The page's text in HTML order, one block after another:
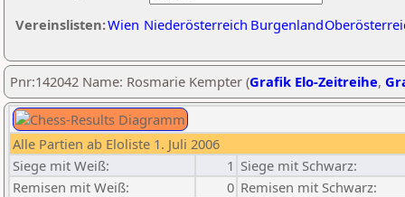
Vereinslisten:Wien Niederösterreich Burgenland
Pnr:142042 Name: Rosmarie Kempter (Grafik Elo-Zeitreihe,
Alle Partien ab Eloliste 1. Juli 2006
Siege mit Weiß:
1 Siege mit Schwarz:
Remisen mit Weiß:
0 Remisen mit Schwarz: